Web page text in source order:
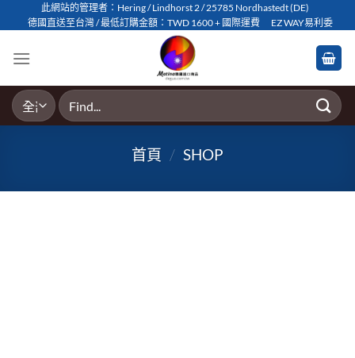
to
此網站的管理者：Hering / Lindhorst 2 / 25785 Nordhastedt (DE)
德國直送至台灣 / 最低訂購金額：TWD 1600 + 國際運費
EZ WAY易利委
搜
尋
首頁 / SHOP